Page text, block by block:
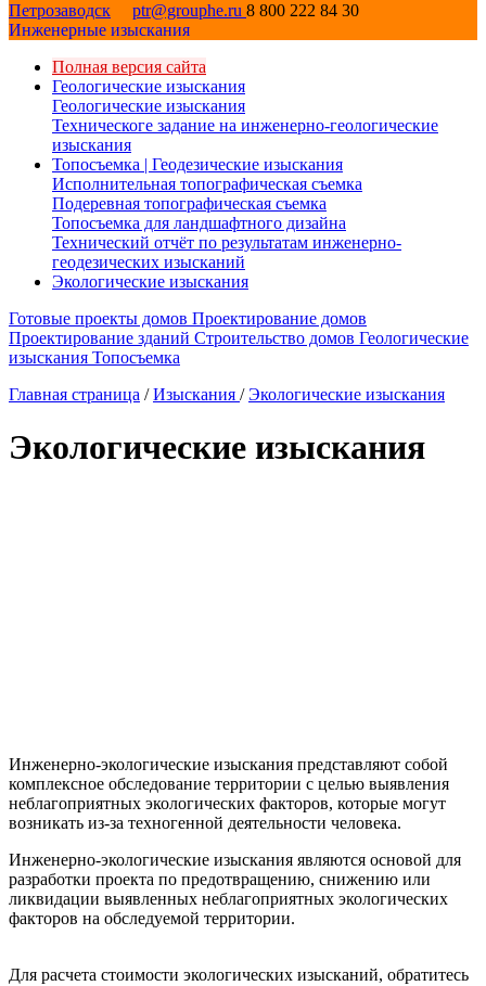
Петрозаводск ptr@grouphe.ru 8 800 222 84 30
Инженерные изыскания
Полная версия сайта
Геологические изыскания
Геологические изыскания
Техническоге задание на инженерно-геологические
изыскания
Топосъемка | Геодезические изыскания
Исполнительная топографическая съемка
Подеревная топографическая съемка
Топосъемка для ландшафтного дизайна
Технический отчёт по результатам инженерно-
геодезических изысканий
Экологические изыскания
Готовые проекты домов Проектирование домов
Проектирование зданий Строительство домов Геологические
изыскания Топосъемка
Главная страница / Изыскания / Экологические изыскания
Экологические изыскания
Инженерно-экологические изыскания представляют собой
комплексное обследование территории с целью выявления
неблагоприятных экологических факторов, которые могут
возникать из-за техногенной деятельности человека.
Инженерно-экологические изыскания являются основой для
разработки проекта по предотвращению, снижению или
ликвидации выявленных неблагоприятных экологических
факторов на обследуемой территории.
Для расчета стоимости экологических изысканий, обратитесь